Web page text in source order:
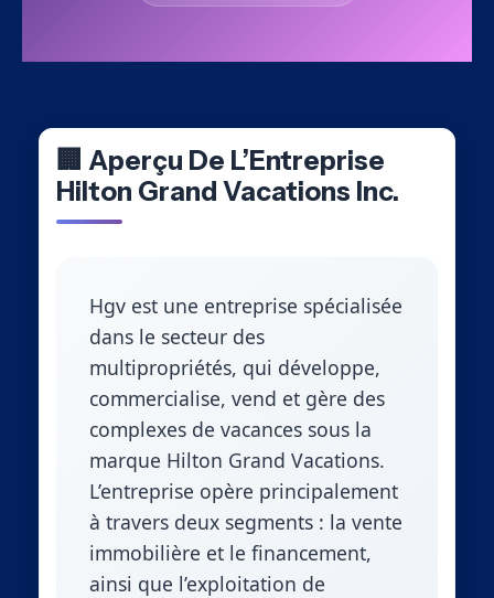
🏢 Aperçu De L’Entreprise
Hilton Grand Vacations Inc.
Hgv est une entreprise spécialisée
dans le secteur des
multipropriétés, qui développe,
commercialise, vend et gère des
complexes de vacances sous la
marque Hilton Grand Vacations.
L’entreprise opère principalement
à travers deux segments : la vente
immobilière et le financement,
ainsi que l’exploitation de